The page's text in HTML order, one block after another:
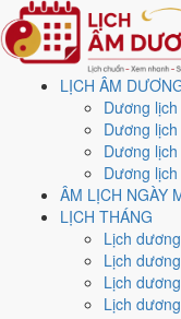
LỊCH ÂM
Dương
Dương
Dương
Dương
ÂM LỊCH NGÀY
LỊCH THÁNG
Lịch
Lịch
Lịch
Lịch
Trang chủ
Lịch năm 2027
Tháng 9/2027
Ngày 27/9/2027
Xem ngày
lịch -